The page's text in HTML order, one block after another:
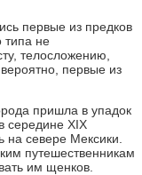
первые из предков
типа не
телосложению,
первые из
пришла в упадок
середине XIX
на севере Мексики.
путешественникам
им щенков.